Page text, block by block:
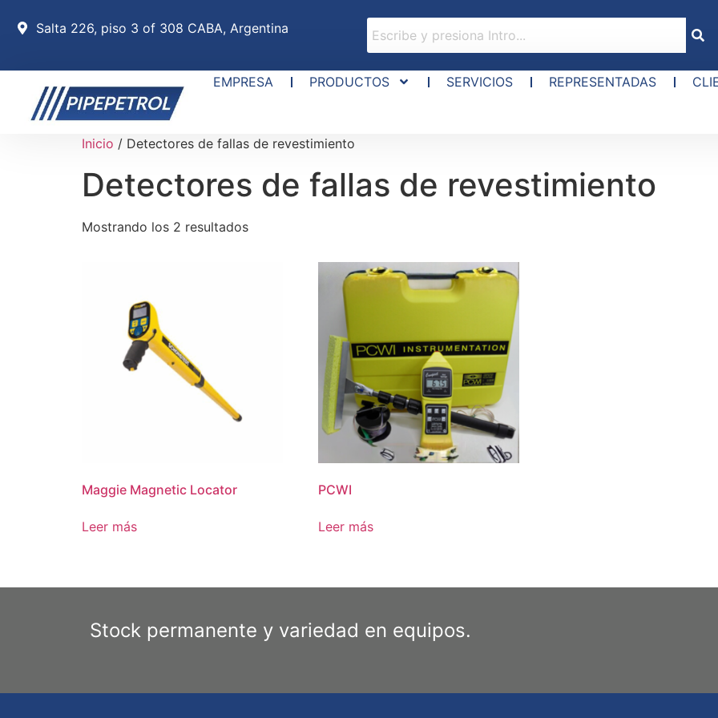
Salta 226, piso 3 of 308 CABA, Argentina
EMPRESA PRODUCTOS SERVICIOS REPRESENTADAS
Inicio / Detectores de fallas de revestimiento
Detectores de fallas de revestimiento
Mostrando los 2 resultados
Maggie Magnetic Locator
Leer más
PCWI
Leer más
Stock permanente y variedad en equipos.